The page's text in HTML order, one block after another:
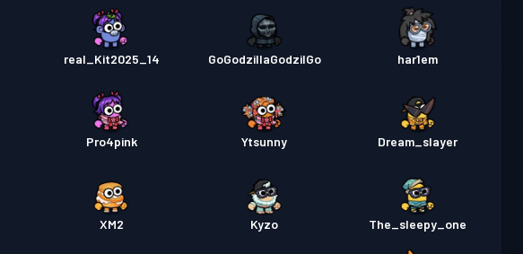
real_Kit2025_14 GoGodzillaGodzilGo har1em
Pro4pink Ytsunny Dream_slayer
XM2 Kyzo The_sleepy_one